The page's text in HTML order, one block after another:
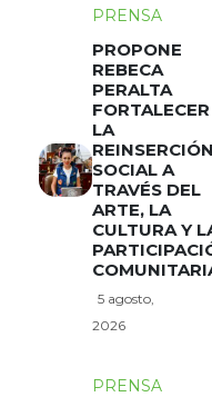
PRENSA
PROPONE
REBECA
PERALTA
FORTALECER
LA
SOCIAL A
TRAVÉS DEL
ARTE, LA
CULTURA Y
5 agosto,
2026
PRENSA